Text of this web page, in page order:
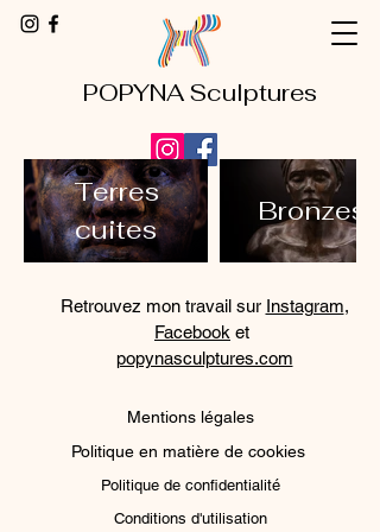
POPYNA Sculptures
Terres
cuites
Bronzes
Retrouvez mon travail sur Instagram,
Facebook et
popynasculptures.com
Mentions légales
Politique en matière de cookies
Politique de confidentialité
Conditions d'utilisation